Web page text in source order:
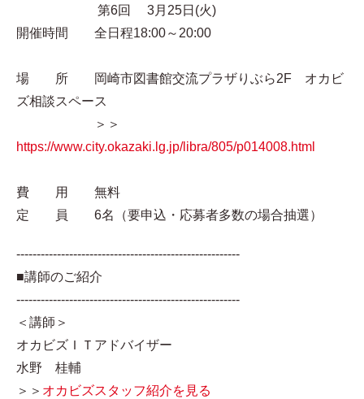
第6回 3月25日(火)
開催時間 全日程18:00～20:00
場 所 岡崎市図書館交流プラザりぶら2F オカビ
ズ相談スペース
＞＞
https://www.city.okazaki.lg.jp/libra/805/p014008.html
費 用 無料
定 員 6名（要申込・応募者多数の場合抽選）
-------------------------------------------------------
■講師のご紹介
-------------------------------------------------------
＜講師＞
オカビズＩＴアドバイザー
水野 桂輔
＞＞ オカビズスタッフ紹介を見る